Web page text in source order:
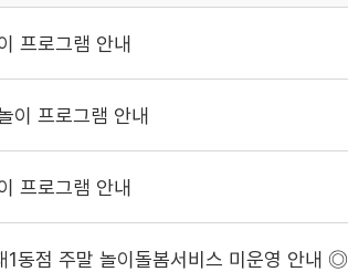
프로그램 안내
이 프로그램 안내
프로그램 안내
동점 주말 놀이돌봄서비스 미운영 안내 ◎